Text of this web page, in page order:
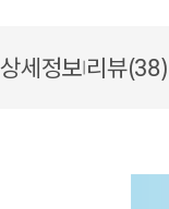
상세정보|리뷰(38)